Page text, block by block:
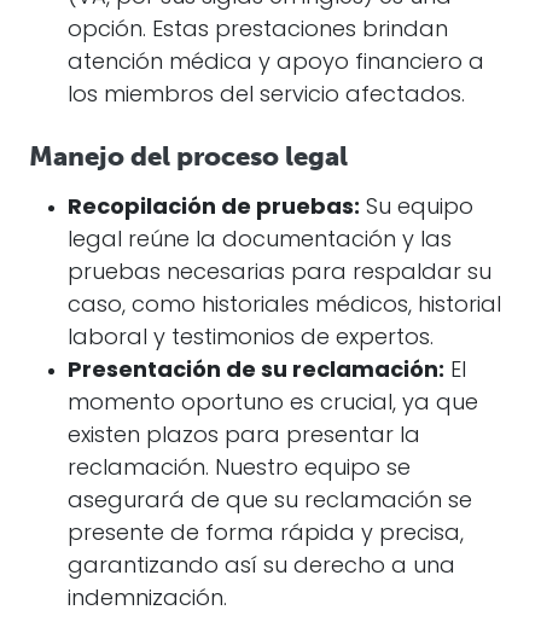
opción. Estas prestaciones brindan
atención médica y apoyo financiero a
los miembros del servicio afectados.
Manejo del proceso legal
Recopilación de pruebas: Su equipo
legal reúne la documentación y las
pruebas necesarias para respaldar su
caso, como historiales médicos, historial
laboral y testimonios de expertos.
Presentación de su reclamación: El
momento oportuno es crucial, ya que
existen plazos para presentar la
reclamación. Nuestro equipo se
asegurará de que su reclamación se
presente de forma rápida y precisa,
garantizando así su derecho a una
indemnización.